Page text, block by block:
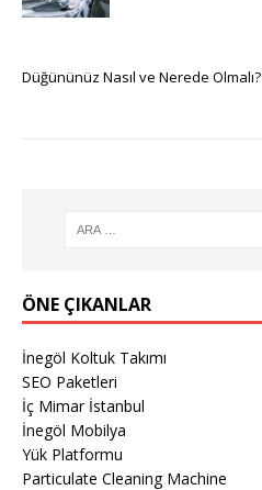
Düğününüz Nasıl ve Nerede Olmalı?
ÖNE ÇIKANLAR
İnegöl Koltuk Takımı
SEO Paketleri
İç Mimar İstanbul
İnegöl Mobilya
Yük Platformu
Particulate Cleaning Machine